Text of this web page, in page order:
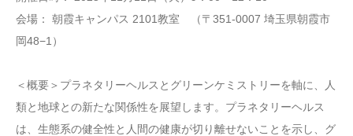
会場： 朝霞キャンパス 2101教室 （〒351-0007 埼玉県朝霞市
岡48−1）
＜概要＞プラネタリーヘルスとグリーンケミストリーを軸に、人
類と地球との新たな関係性を展望します。プラネタリーヘルス
は、生態系の健全性と人間の健康が切り離せないことを示し、グ